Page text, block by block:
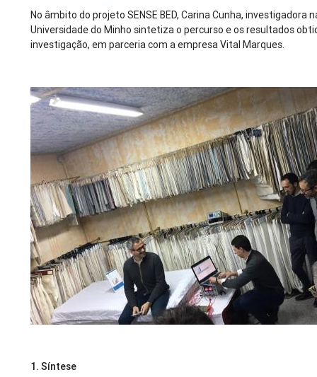
No âmbito do projeto SENSE BED, Carina Cunha, investigadora
Universidade do Minho sintetiza o percurso e os resultados
investigação, em parceria com a empresa Vital Marques.
1. Síntese